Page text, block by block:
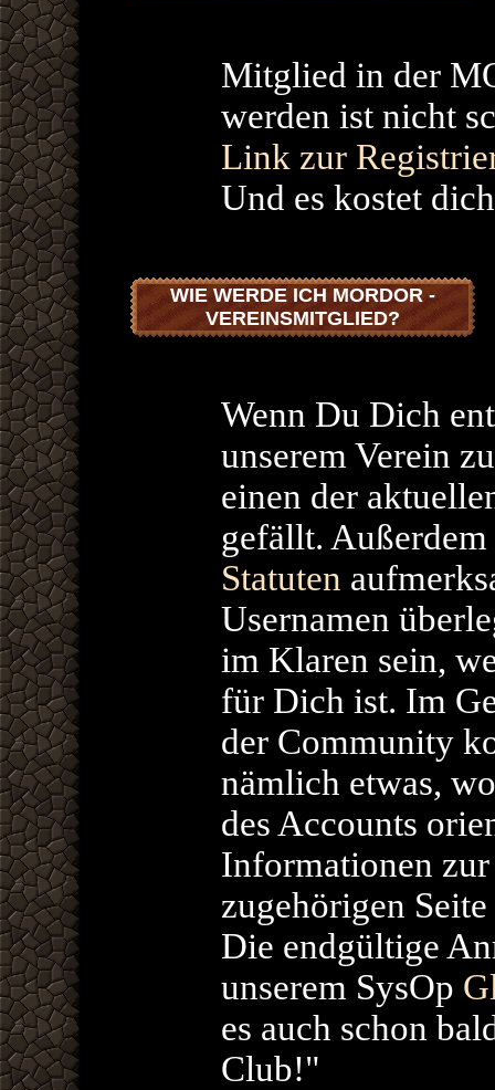
Mitglied in der
werden ist nicht
Link zur
Und es kostet
WIE WERDE ICH MORDOR -
VEREINSMITGLIED?
Wenn Du Dich
unserem Verein
einen der
gefällt.
Statuten
Usernamen
im Klaren sein,
für Dich ist. Im
der Community
nämlich etwas,
des Accounts
Informationen
zugehörigen
Die endgültige
unserem SysOp
es auch schon
Club!"